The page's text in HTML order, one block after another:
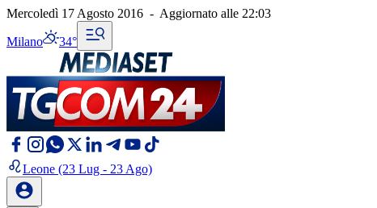
Mercoledì 17 Agosto 2016 - Aggiornato alle 22:03
Milano 34°
Leone (23 Lug - 23 Ago)